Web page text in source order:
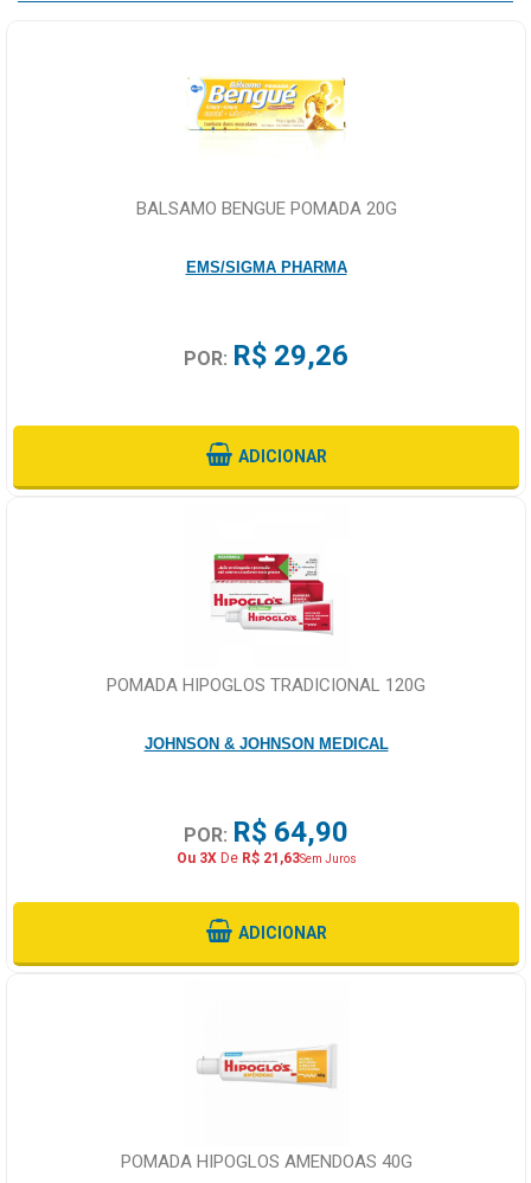
BALSAMO BENGUE POMADA 20G
EMS/SIGMA PHARMA
POR: R$ 29,26
ADICIONAR
POMADA HIPOGLOS TRADICIONAL 120G
JOHNSON & JOHNSON MEDICAL
POR: R$ 64,90
Ou 3XDe R$ 21,63Sem Juros
ADICIONAR
POMADA HIPOGLOS AMENDOAS 40G